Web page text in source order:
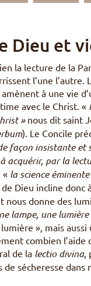
Du temps pour
EN
IT
PL
PT
ES
Dieu et
la lecture de la
l’une l’autre.
à une vie
avec le Christ. «
»nous dit saint
). Le Concile
façon insistante et
acquérir, par la
« la science
de Dieu incline donc
nous donne des
lampe, une
», mais aussi
combien l’aide
de la lectio divina,
de sécheresse